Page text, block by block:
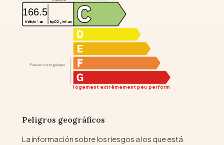
logement extrêmement peu performant
166.5
kWh/m 2 .an kg CO 2 /m2 .an
Passoire énergétique
Peligros geográficos
La información sobre los riesgos a los que está